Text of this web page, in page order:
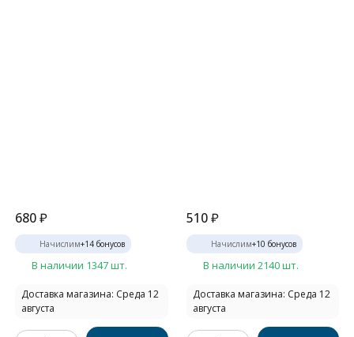
680₽
Начислим+14 бонусов
В наличии 1347 шт.
Доставка магазина: Среда 12
августа
510 ₽
Начислим+10 бонусов
В наличии 2140 шт.
Доставка магазина: Среда 12
августа